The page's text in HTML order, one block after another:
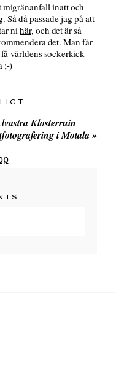
inatt och
då passade jag på att
nihär, och det är så
det. Man får
världens sockerkick –
;-)
Klosterruin
i Motala»